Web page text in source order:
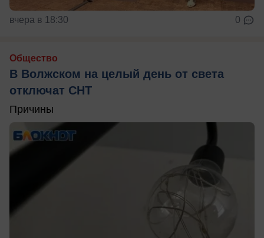
вчера в 18:30 0
Общество
В Волжском на целый день от света
отключат СНТ
Причины